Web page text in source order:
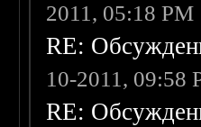
2011, 05:18 PM
RE:
10-2011, 09:58
RE: